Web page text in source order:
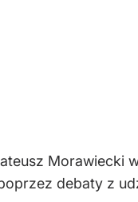
Morawiecki
debaty z